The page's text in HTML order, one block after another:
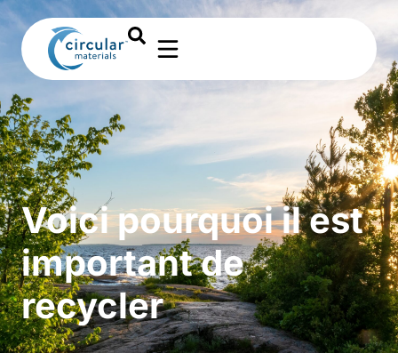
Voici pourquoi il est
important de
recycler